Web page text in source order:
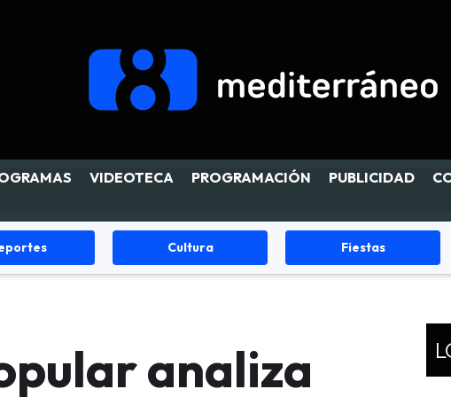
VIDEOTECA PROGRAMACIÓN PUBLICIDAD
Cultura Fiestas
analiza